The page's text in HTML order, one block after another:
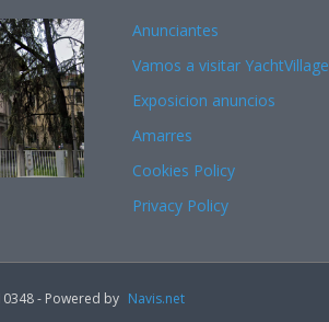
Anunciantes
Vamos a visitar YachtVillage
Exposicion anuncios
Amarres
Cookies Policy
Privacy Policy
- Powered by Navis.net